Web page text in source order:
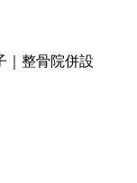
｜整骨院併設